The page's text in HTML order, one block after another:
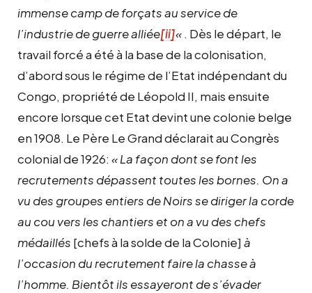
immense camp de forçats au service de
l’industrie de guerre alliée[ii]« . Dès le départ, le
travail forcé a été à la base de la colonisation,
d’abord sous le régime de l’Etat indépendant du
Congo, propriété de Léopold II, mais ensuite
encore lorsque cet Etat devint une colonie belge
en 1908. Le Père Le Grand déclarait au Congrès
colonial de 1926: « La façon dont se font les
recrutements dépassent toutes les bornes. On a
vu des groupes entiers de Noirs se diriger la corde
au cou vers les chantiers et on a vu des chefs
médaillés [chefs à la solde de la Colonie] à
l’occasion du recrutement faire la chasse à
l’homme. Bientôt ils essayeront de s’évader